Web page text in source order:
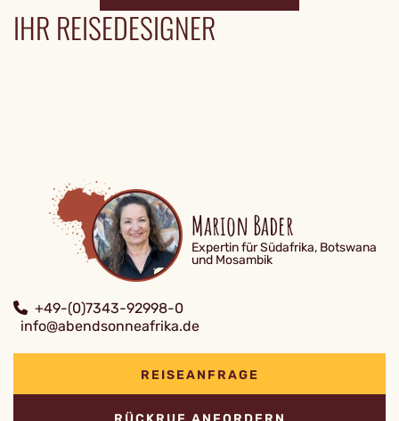
IHR REISEDESIGNER
Marion Bader
Expertin für Südafrika, Botswana
und Mosambik
+49-(0)7343-92998-0
info@abendsonneafrika.de
REISEANFRAGE